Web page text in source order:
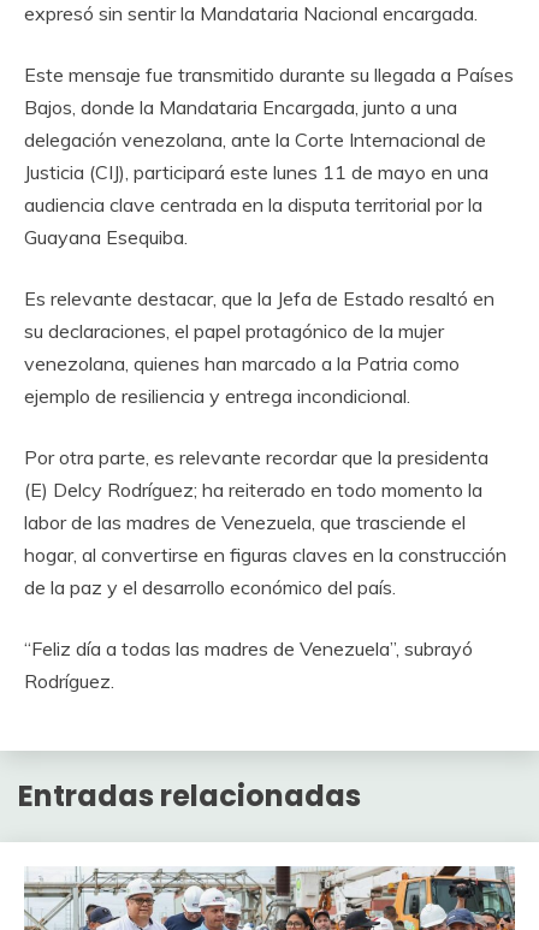
expresó sin sentir la Mandataria Nacional encargada.
Este mensaje fue transmitido durante su llegada a Países
Bajos, donde la Mandataria Encargada, junto a una
delegación venezolana, ante la Corte Internacional de
Justicia (CIJ), participará este lunes 11 de mayo en una
audiencia clave centrada en la disputa territorial por la
Guayana Esequiba.
Es relevante destacar, que la Jefa de Estado resaltó en
su declaraciones, el papel protagónico de la mujer
venezolana, quienes han marcado a la Patria como
ejemplo de resiliencia y entrega incondicional.
Por otra parte, es relevante recordar que la presidenta
(E) Delcy Rodríguez; ha reiterado en todo momento la
labor de las madres de Venezuela, que trasciende el
hogar, al convertirse en figuras claves en la construcción
de la paz y el desarrollo económico del país.
“Feliz día a todas las madres de Venezuela”, subrayó
Rodríguez.
Entradas relacionadas